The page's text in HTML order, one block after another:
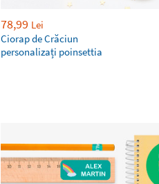
78,99 Lei
Ciorap de Crăciun
personalizați poinsettia